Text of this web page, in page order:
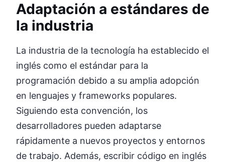
Adaptación a estándares de
la industria
La industria de la tecnología ha establecido el
inglés como el estándar para la
programación debido a su amplia adopción
en lenguajes y frameworks populares.
Siguiendo esta convención, los
desarrolladores pueden adaptarse
rápidamente a nuevos proyectos y entornos
de trabajo. Además, escribir código en inglés